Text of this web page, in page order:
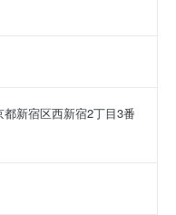
都新宿区西新宿2丁目3番